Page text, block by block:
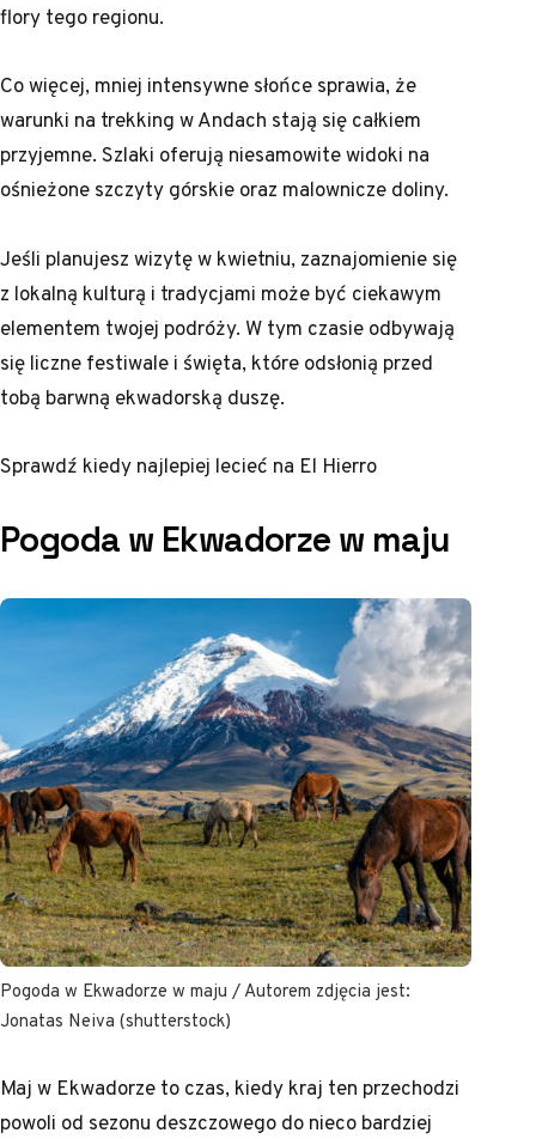
flory tego regionu.
Co więcej, mniej intensywne słońce sprawia, że
warunki na trekking w Andach stają się całkiem
przyjemne. Szlaki oferują niesamowite widoki na
ośnieżone szczyty górskie oraz malownicze doliny.
Jeśli planujesz wizytę w kwietniu, zaznajomienie się
z lokalną kulturą i tradycjami może być ciekawym
elementem twojej podróży. W tym czasie odbywają
się liczne festiwale i święta, które odsłonią przed
tobą barwną ekwadorską duszę.
Sprawdź kiedy najlepiej lecieć na El Hierro
Pogoda w Ekwadorze w maju
Pogoda w Ekwadorze w maju / Autorem zdjęcia jest:
Jonatas Neiva (shutterstock)
Maj w Ekwadorze to czas, kiedy kraj ten przechodzi
powoli od sezonu deszczowego do nieco bardziej